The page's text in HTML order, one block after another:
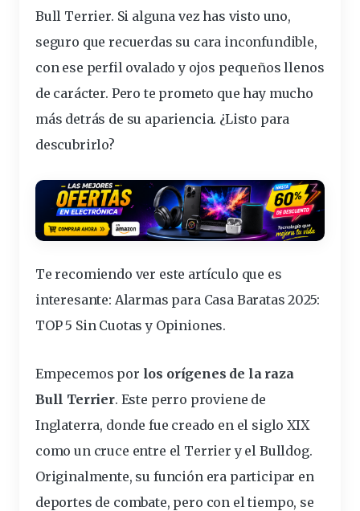
Bull Terrier. Si alguna vez has visto uno,
seguro que recuerdas su cara inconfundible,
con ese perfil ovalado y ojos pequeños llenos
de carácter. Pero te prometo que hay mucho
más detrás de su apariencia. ¿Listo para
descubrirlo?
Te recomiendo ver este artículo que es
interesante: Alarmas para Casa Baratas 2025:
TOP 5 Sin Cuotas y Opiniones.
Empecemos por los orígenes de la raza
Bull Terrier. Este perro proviene de
Inglaterra, donde fue creado en el siglo XIX
como un cruce entre el Terrier y el Bulldog.
Originalmente, su función era participar en
deportes de combate, pero con el tiempo, se